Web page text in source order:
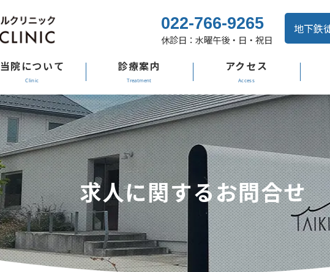
022-766-9265
休診日：水曜午後・日・祝日
地下鉄
当院について 診療案内 アクセス
求人に関するお問合せ